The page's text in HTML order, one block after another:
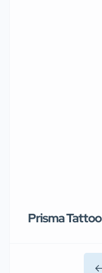
Prisma Tattoo